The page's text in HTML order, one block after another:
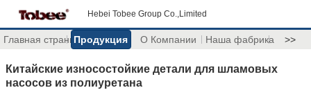
Hebei Tobee Group Co.,Limited
Главная страницаПродукция О Компании Наша фабрика >>
Китайские износостойкие детали для шламовых
насосов из полиуретана